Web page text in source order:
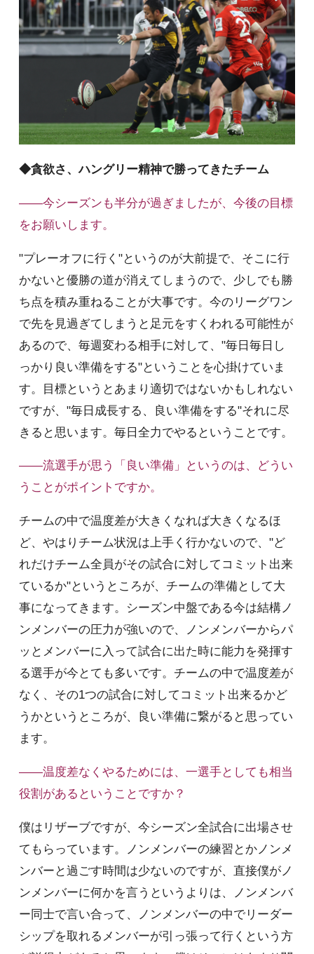
◆貪欲さ、ハングリー精神で勝ってきたチーム
――今シーズンも半分が過ぎましたが、今後の目標
をお願いします。
"プレーオフに行く"というのが大前提で、そこに行
かないと優勝の道が消えてしまうので、少しでも勝
ち点を積み重ねることが大事です。今のリーグワン
で先を見過ぎてしまうと足元をすくわれる可能性が
あるので、毎週変わる相手に対して、"毎日毎日し
っかり良い準備をする"ということを心掛けていま
す。目標というとあまり適切ではないかもしれない
ですが、"毎日成長する、良い準備をする"それに尽
きると思います。毎日全力でやるということです。
――流選手が思う「良い準備」というのは、どうい
うことがポイントですか。
チームの中で温度差が大きくなれば大きくなるほ
ど、やはりチーム状況は上手く行かないので、"ど
れだけチーム全員がその試合に対してコミット出来
ているか"というところが、チームの準備として大
事になってきます。シーズン中盤である今は結構ノ
ンメンバーの圧力が強いので、ノンメンバーからパ
ッとメンバーに入って試合に出た時に能力を発揮す
る選手が今とても多いです。チームの中で温度差が
なく、その1つの試合に対してコミット出来るかど
うかというところが、良い準備に繋がると思ってい
ます。
――温度差なくやるためには、一選手としても相当
役割があるということですか？
僕はリザーブですが、今シーズン全試合に出場させ
てもらっています。ノンメンバーの練習とかノンメ
ンバーと過ごす時間は少ないのですが、直接僕がノ
ンメンバーに何かを言うというよりは、ノンメンバ
ー同士で言い合って、ノンメンバーの中でリーダー
シップを取れるメンバーが引っ張って行くという方